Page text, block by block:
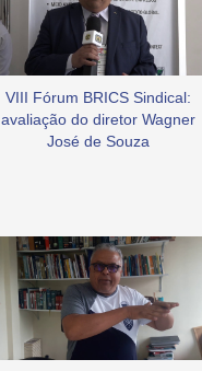
VIII Fórum BRICS Sindical:
avaliação do diretor Wagner
José de Souza